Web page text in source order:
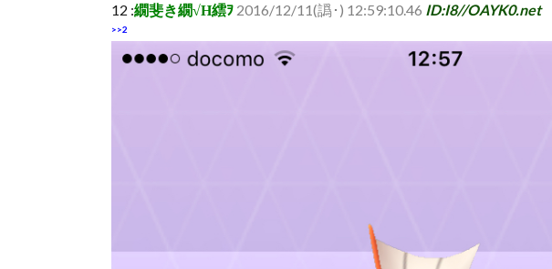
12 :繝斐き繝√Η繧ｦ 2016/12/11(譌･) 12:59:10.46 ID:I8//OAYK0.net
>>2